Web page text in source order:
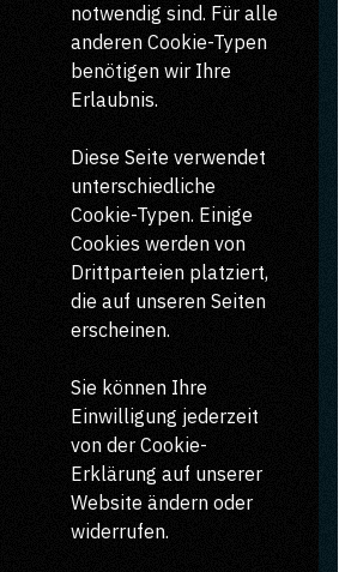
notwendig sind. Für alle
anderen Cookie-Typen
benötigen wir Ihre
Erlaubnis.
Diese Seite verwendet
unterschiedliche
Cookie-Typen. Einige
Cookies werden von
Drittparteien platziert,
die auf unseren Seiten
erscheinen.
Sie können Ihre
Einwilligung jederzeit
von der Cookie-
Erklärung auf unserer
Website ändern oder
widerrufen.